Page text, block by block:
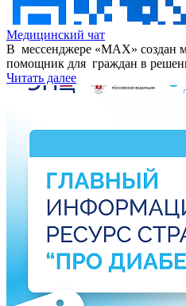
Медицинский чат
В мессенджере «МАХ» создан
помощник для граждан в
Читать далее